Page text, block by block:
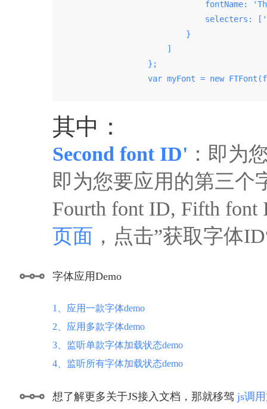
fontName:
selecters:
                            }
                        ]
                    };
var myFont = new
其中：
Second font ID' ：即为
即为您要应用的第三个
Fourth font ID, Fifth
页面 ，点击”获取字体
字体应用Demo
1、应用一款字体demo
2、应用多款字体demo
3、监听单款字体加载状态demo
4、监听所有字体加载状态demo
想了解更多关于JS接入文档，那就移驾 js调